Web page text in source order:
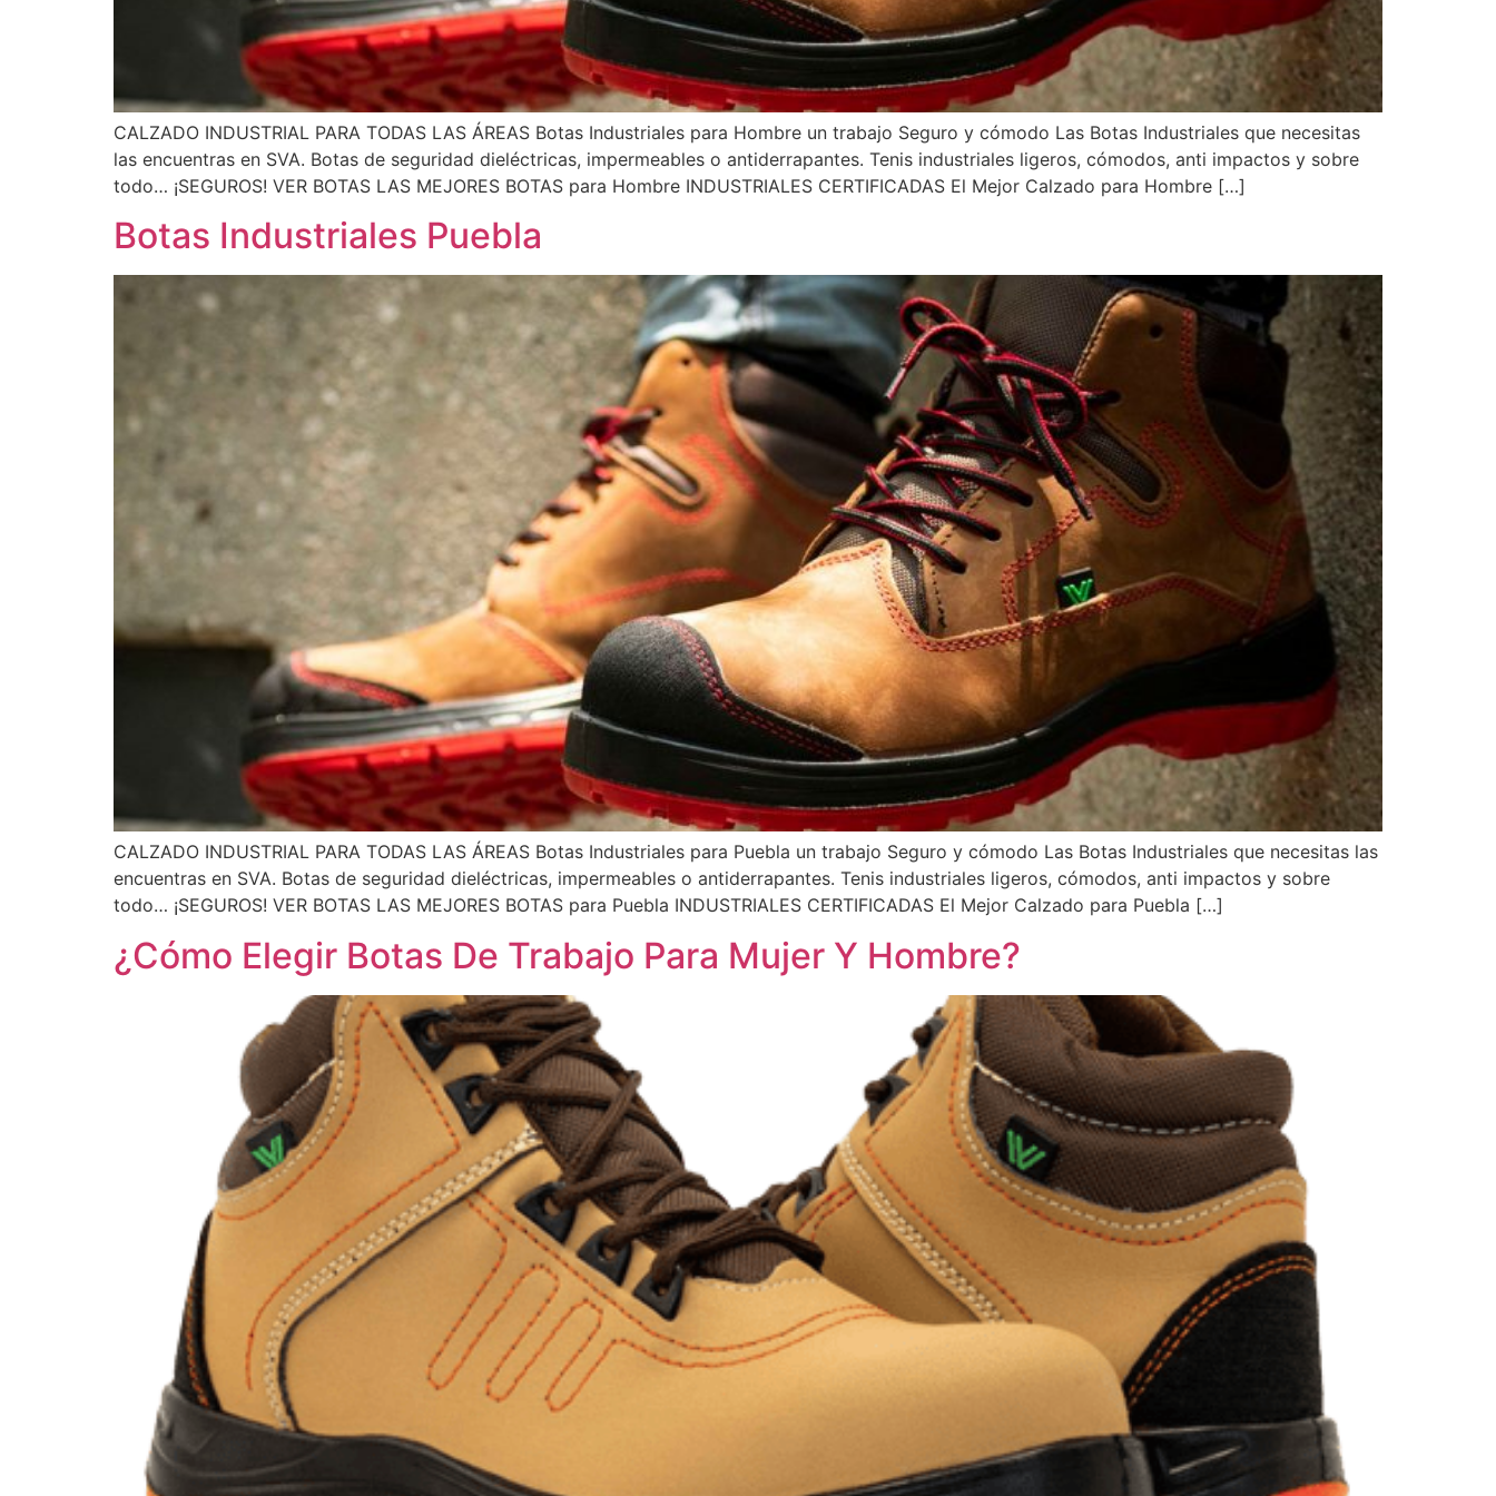
CALZADO INDUSTRIAL PARA TODAS LAS ÁREAS Botas Industriales para Hombre un trabajo Seguro y cómodo Las Botas Industriales que necesitas
las encuentras en SVA. Botas de seguridad dieléctricas, impermeables o antiderrapantes. Tenis industriales ligeros, cómodos, anti impactos y sobre
todo… ¡SEGUROS! VER BOTAS LAS MEJORES BOTAS para Hombre INDUSTRIALES CERTIFICADAS El Mejor Calzado para Hombre […]
Botas Industriales Puebla
CALZADO INDUSTRIAL PARA TODAS LAS ÁREAS Botas Industriales para Puebla un trabajo Seguro y cómodo Las Botas Industriales que necesitas las
encuentras en SVA. Botas de seguridad dieléctricas, impermeables o antiderrapantes. Tenis industriales ligeros, cómodos, anti impactos y sobre
todo… ¡SEGUROS! VER BOTAS LAS MEJORES BOTAS para Puebla INDUSTRIALES CERTIFICADAS El Mejor Calzado para Puebla […]
¿Cómo Elegir Botas De Trabajo Para Mujer Y Hombre?